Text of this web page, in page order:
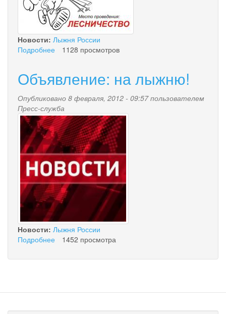
Новости: Лыжня России
Подробнее
гонка
России»
1128 просмотров
Объявление: на лыжню!
Опубликовано 8 февраля, 2012 - 09:57 пользователем
Пресс-служба
news-
palana.jpg
Новости: Лыжня России
Подробнее
на
1452 просмотра